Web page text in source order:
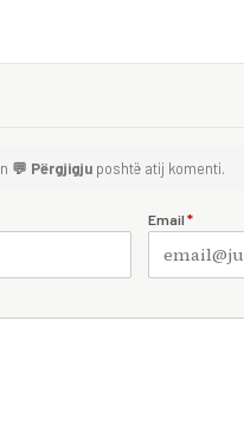
💬 Përgjigju poshtë atij komenti.
Email *